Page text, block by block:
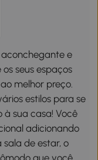
e
seus espaços
melhor preço.
estilos para se
sua casa! Você
adicionando
de estar, o
que você